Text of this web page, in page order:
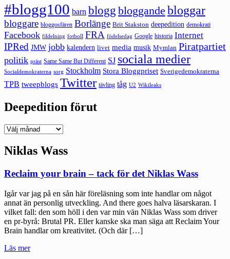
#blogg100 barn blogg bloggande bloggar
bloggare bloggosfären Borlänge Brit Stakston deepedition demokrati
Facebook fildelning fotboll FRA födelsedag Google historia Internet
IPRed JMW jobb kalendern livet media musik Mymlan Piratpartiet
politik präst Same Same But Different SJ sociala medier
Socialdemokraterna sorg Stockholm Stora Bloggpriset Sverigedemokraterna
TPB tweepblogs Twitter tävling tåg U2 Wikileaks
Deepedition förut
Deepedition
Niklas Wass
Reclaim your brain – tack för det Niklas Wass
Igår var jag på en sån här föreläsning som inte handlar om något
annat än personlig utveckling. And there goes halva läsarskaran. I
vilket fall: den som höll i den var min vän Niklas Wass som driver
en pr-byrå: Brutal PR. Eller kanske ska man säga att Reclaim Your
Brain handlar om kreativitet. (Och där […]
Läs mer"Reclaim